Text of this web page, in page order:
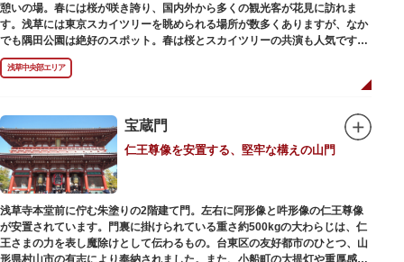
憩いの場。春には桜が咲き誇り、国内外から多くの観光客が花見に訪れま
す。浅草には東京スカイツリーを眺められる場所が数多くありますが、なか
でも隅田公園は絶好のスポット。春は桜とスカイツリーの共演も人気です。
川沿いにある「隅田公園オープンカフェ」は、店舗の一部を屋外にした開放
的なカフェ・レストラン。綺麗な景色を眺めながら、コーヒー片手にのんび
りと過ごしても良いですね。また、クジラの滑り台が目印の「遊具広場」は
身体を動かせます。
隅田川橋梁に設置された全長約160mの「すみだリバーウォーク」は、東京
スカイツリーまでの最短距離ルートのひとつ。歩道橋の途中にあるガラス床
から隅田川を見下ろしたり、すぐ横を走る電車の迫力を楽しんだり、隅田川
散策にいかがでしょうか。
浅草中央部エリア
宝蔵門
仁王尊像を安置する、堅牢な構えの山門
浅草寺本堂前に佇む朱塗りの2階建て門。左右に阿形像と吽形像の仁王尊像
が安置されています。門裏に掛けられている重さ約500kgの大わらじは、仁
王さまの力を表し魔除けとして伝わるもの。台東区の友好都市のひとつ、山
形県村山市の有志により奉納されました。また、小船町の大提灯や重厚感あ